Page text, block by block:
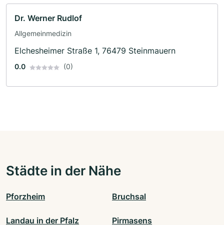
Dr. Werner Rudlof
Allgemeinmedizin
Elchesheimer Straße 1, 76479 Steinmauern
0.0 (0)
Städte in der Nähe
Pforzheim Bruchsal
Landau in der Pfalz Pirmasens